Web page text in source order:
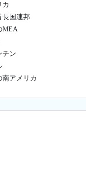
カ
長国連邦
MEA
チン
南アメリカ